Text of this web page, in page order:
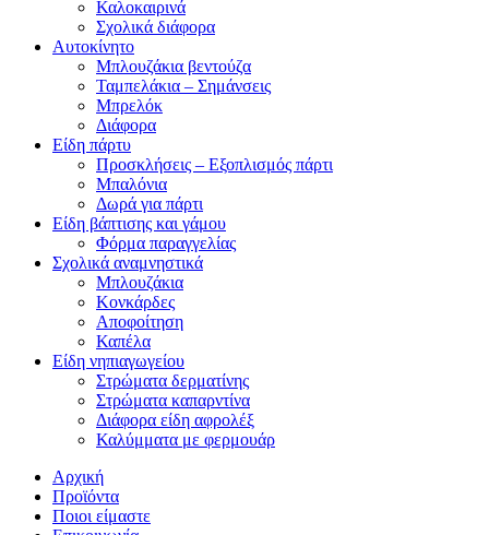
Καλοκαιρινά
Σχολικά διάφορα
Αυτοκίνητο
Μπλουζάκια βεντούζα
Ταμπελάκια – Σημάνσεις
Μπρελόκ
Διάφορα
Είδη πάρτυ
Προσκλήσεις – Εξοπλισμός πάρτι
Μπαλόνια
Δωρά για πάρτι
Είδη βάπτισης και γάμου
Φόρμα παραγγελίας
Σχολικά αναμνηστικά
Μπλουζάκια
Κονκάρδες
Αποφοίτηση
Καπέλα
Είδη νηπιαγωγείου
Στρώματα δερματίνης
Στρώματα καπαρντίνα
Διάφορα είδη αφρολέξ
Καλύμματα με φερμουάρ
Αρχική
Προϊόντα
Ποιοι είμαστε